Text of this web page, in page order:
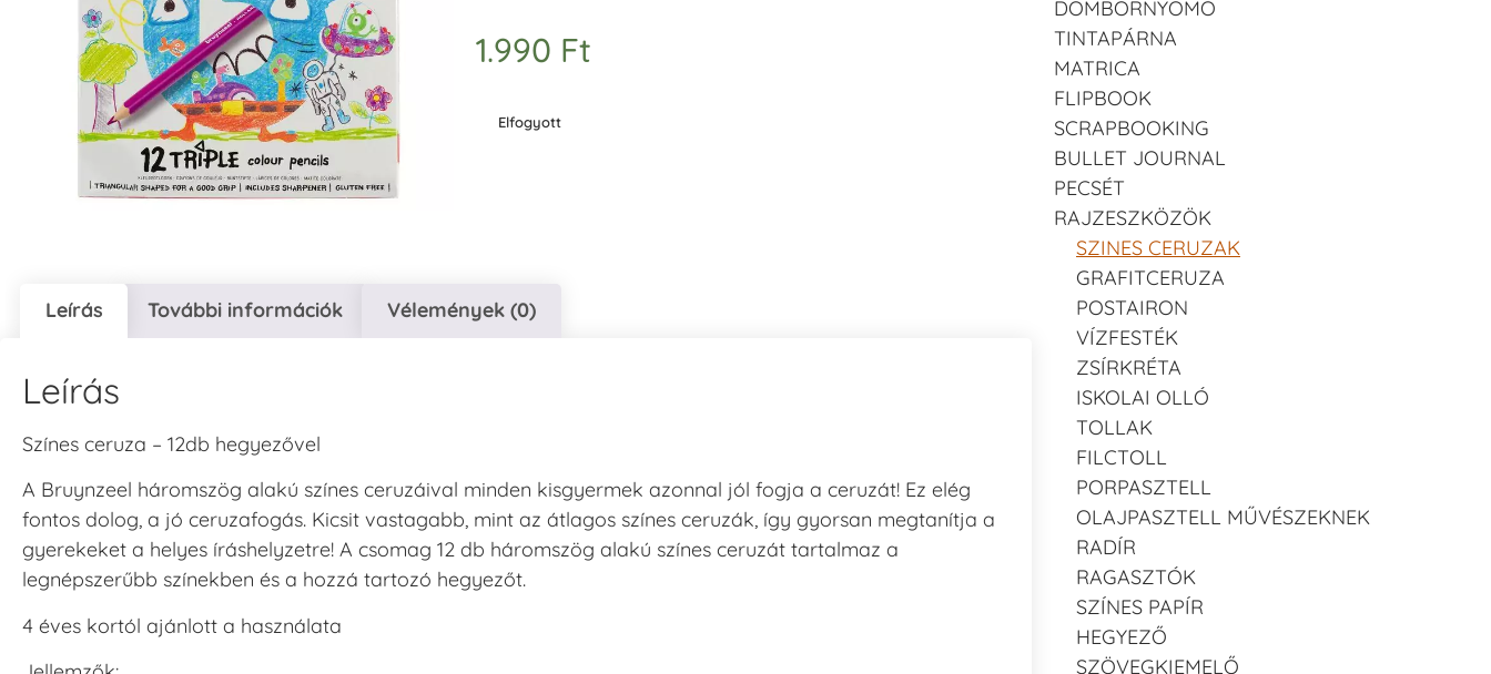
1.990 Ft
Elfogyott
Leírás További információk Vélemények (0)
Leírás
Színes ceruza – 12db hegyezővel
A Bruynzeel háromszög alakú színes ceruzáival minden kisgyermek azonnal jól fogja a ceruzát! Ez elég
fontos dolog, a jó ceruzafogás. Kicsit vastagabb, mint az átlagos színes ceruzák, így gyorsan megtanítja a
gyerekeket a helyes íráshelyzetre! A csomag 12 db háromszög alakú színes ceruzát tartalmaz a
legnépszerűbb színekben és a hozzá tartozó hegyezőt.
4 éves kortól ajánlott a használata
DOMBORNYOMÓ
TINTAPÁRNA
MATRICA
FLIPBOOK
SCRAPBOOKING
BULLET JOURNAL
PECSÉT
RAJZESZKÖZÖK
SZINES CERUZAK
GRAFITCERUZA
POSTAIRON
VÍZFESTÉK
ZSÍRKRÉTA
ISKOLAI OLLÓ
TOLLAK
FILCTOLL
PORPASZTELL
OLAJPASZTELL MŰVÉSZEKNEK
RADÍR
RAGASZTÓK
SZÍNES PAPÍR
HEGYEZŐ
SZÖVEGKIEMELŐ